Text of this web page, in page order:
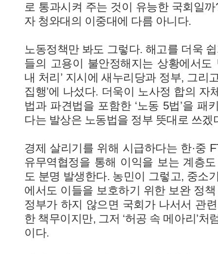
로 통과시켜 주는 것이 유능한 국회일
자 청와대의 이중대에 다름 아니다.
노동정책만 봐도 그렇다. 해고를 더욱
들의 고용이 불안정해지는 상황에서도
내 처리’ 지시에 새누리당과 정부, 그리
집행’에 나섰다. 더욱이 노사정 합의 자
법과 파견법을 포함한 ‘노동 5법’을 패
다는 발상은 노동법을 정부 뜻대로 쓰
경제 살리기를 위해 시급하다는 한·중
유무역협정을 통해 이익을 보는 계층
도 분명 발생한다. 농민이 그렇고, 중소
에서도 이들을 보호하기 위한 보완 정
정부가 하지 않으면 국회가 나서서 관
한 책무이지만, 그저 ‘허공 속 메아리’처
이다.